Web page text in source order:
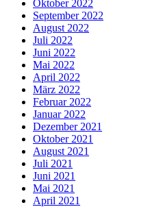
Oktober 2022
September 2022
August 2022
Juli 2022
Juni 2022
Mai 2022
April 2022
März 2022
Februar 2022
Januar 2022
Dezember 2021
Oktober 2021
August 2021
Juli 2021
Juni 2021
Mai 2021
April 2021